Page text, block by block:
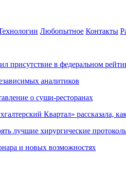
Любопытное Контакты
в федеральном
аналитиков
о суши-ресторанах
Квартал» рассказала,
лучшие хирургические
и новых возможностях